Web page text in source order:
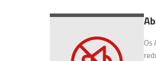
Os